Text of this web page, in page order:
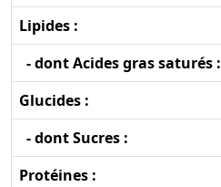
Lipides :
- dont Acides gras saturés :
Glucides :
- dont Sucres :
Protéines :